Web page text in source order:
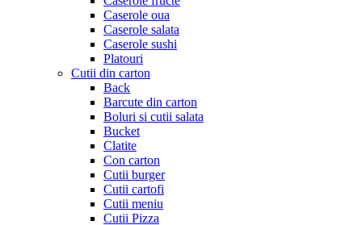
Caserole oua
Caserole salata
Caserole sushi
Platouri
Cutii din carton
Back
Barcute din carton
Boluri si cutii salata
Bucket
Clatite
Con carton
Cutii burger
Cutii cartofi
Cutii meniu
Cutii Pizza